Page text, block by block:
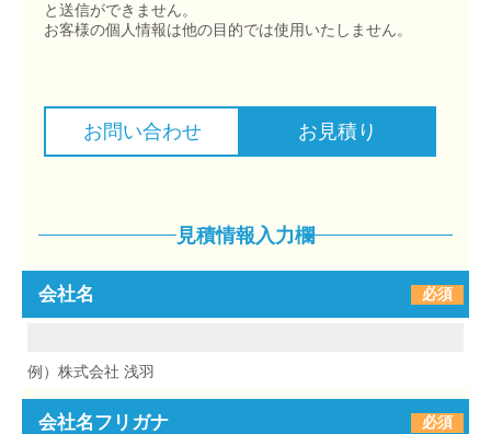
と送信ができません。
お客様の個人情報は他の目的では使用いたしません。
お問い合わせ お見積り
⾒積情報⼊⼒欄
会社名 必須
例）株式会社 浅羽
会社名フリガナ 必須